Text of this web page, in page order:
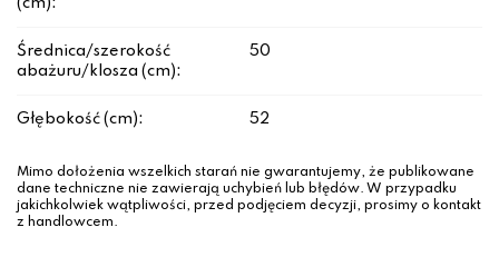
(cm):
Średnica/szerokość
abażuru/klosza (cm):
50
Głębokość (cm): 52
Mimo dołożenia wszelkich starań nie gwarantujemy, że publikowane
dane techniczne nie zawierają uchybień lub błędów. W przypadku
jakichkolwiek wątpliwości, przed podjęciem decyzji, prosimy o kontakt
z handlowcem.